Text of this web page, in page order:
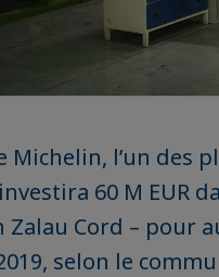
Michelin, l’un des
60 M EUR
Zalau Cord – pour
selon le